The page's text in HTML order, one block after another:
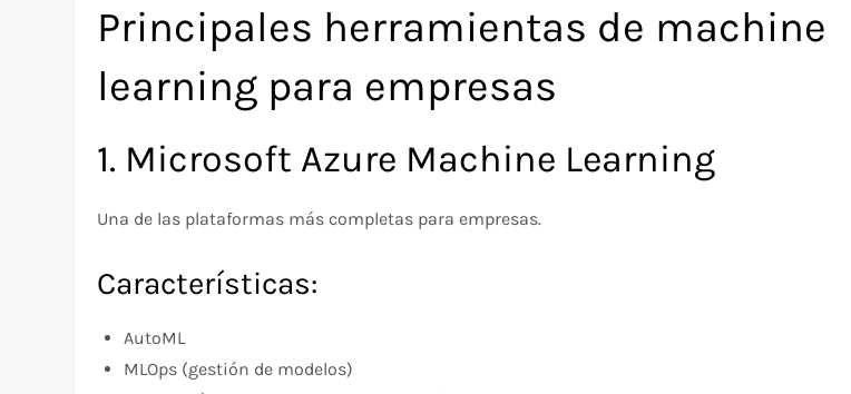
Principales herramientas de machine
learning para empresas
1. Microsoft Azure Machine Learning
Una de las plataformas más completas para empresas.
Características:
AutoML
MLOps (gestión de modelos)